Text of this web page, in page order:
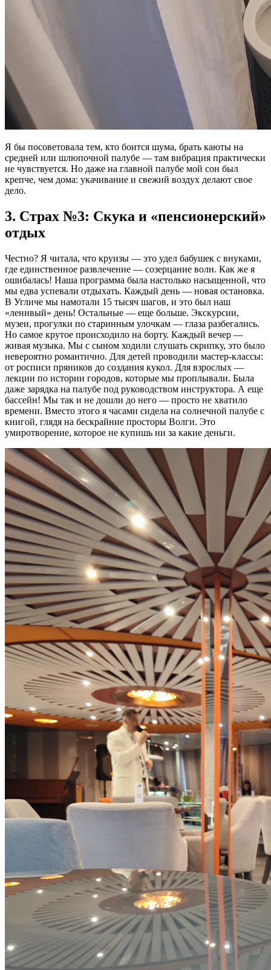
Я бы посоветовала тем, кто боится шума, брать каюты на
средней или шлюпочной палубе — там вибрация практически
не чувствуется. Но даже на главной палубе мой сон был
крепче, чем дома: укачивание и свежий воздух делают свое
дело.
3. Страх №3: Скука и «пенсионерский»
отдых
Честно? Я читала, что круизы — это удел бабушек с внуками,
где единственное развлечение — созерцание волн. Как же я
ошибалась! Наша программа была настолько насыщенной, что
мы едва успевали отдыхать. Каждый день — новая остановка.
В Угличе мы намотали 15 тысяч шагов, и это был наш
«ленивый» день! Остальные — еще больше. Экскурсии,
музеи, прогулки по старинным улочкам — глаза разбегались.
Но самое крутое происходило на борту. Каждый вечер —
живая музыка. Мы с сыном ходили слушать скрипку, это было
невероятно романтично. Для детей проводили мастер-классы:
от росписи пряников до создания кукол. Для взрослых —
лекции по истории городов, которые мы проплывали. Была
даже зарядка на палубе под руководством инструктора. А еще
бассейн! Мы так и не дошли до него — просто не хватило
времени. Вместо этого я часами сидела на солнечной палубе с
книгой, глядя на бескрайние просторы Волги. Это
умиротворение, которое не купишь ни за какие деньги.